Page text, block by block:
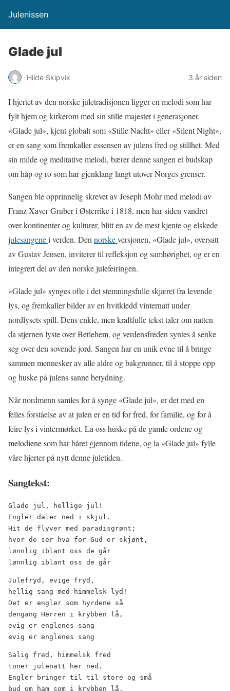
Julenissen
Glade jul
Hilde Skipvik 3 år siden
I hjertet av den norske juletradisjonen ligger en melodi som har
fylt hjem og kirkerom med sin stille majestet i generasjoner.
«Glade jul», kjent globalt som «Stille Nacht» eller «Silent Night»,
er en sang som fremkaller essensen av julens fred og stillhet. Med
sin milde og meditative melodi, bærer denne sangen et budskap
om håp og ro som har gjenklang langt utover Norges grenser.
Sangen ble opprinnelig skrevet av Joseph Mohr med melodi av
Franz Xaver Gruber i Østerrike i 1818, men har siden vandret
over kontinenter og kulturer, blitt en av de mest kjente og elskede
julesangenei verden. Den norskeversjonen, «Glade jul», oversatt
av Gustav Jensen, inviterer til refleksjon og samhørighet, og er en
integrert del av den norske julefeiringen.
«Glade jul» synges ofte i det stemningsfulle skjæret fra levende
lys, og fremkaller bilder av en hvitkledd vinternatt under
nordlysets spill. Dens enkle, men kraftfulle tekst taler om natten
da stjernen lyste over Betlehem, og verdensfreden syntes å senke
seg over den sovende jord. Sangen har en unik evne til å bringe
sammen mennesker av alle aldre og bakgrunner, til å stoppe opp
og huske på julens sanne betydning.
Når nordmenn samles for å synge «Glade jul», er det med en
felles forståelse av at julen er en tid for fred, for familie, og for å
feire lys i vintermørket. La oss huske på de gamle ordene og
melodiene som har båret gjennom tidene, og la «Glade jul» fylle
våre hjerter på nytt denne juletiden.
Sangtekst:
Glade jul, hellige jul!
Engler daler ned i skjul.
Hit de flyver med paradisgrønt;
hvor de ser hva for Gud er skjønt,
lønnlig iblant oss de går
lønnlig iblant oss de går
Julefryd, evige fryd,
hellig sang med himmelsk lyd!
Det er engler som hyrdene så
dengang Herren i krybben lå,
evig er englenes sang
evig er englenes sang
Salig fred, himmelsk fred
toner julenatt her ned.
Engler bringer til til store og små
bud om ham som i krybben lå.